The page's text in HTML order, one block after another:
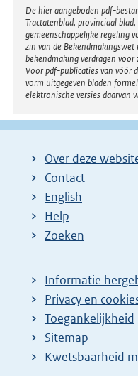
Disclaimer
De hier aangeboden pdf-
Tractatenblad, provinciaal
gemeenschappelijke regeling
zin van de
bekendmaking verdragen
Voor pdf-publicaties van vóór
vorm uitgegeven bladen
elektronische versies daarvan
Over deze
Contact
English
Help
Zoeken
Informatie
Privacy en
Toegankelijkheid
Sitemap
E
Kwetsbaarheid